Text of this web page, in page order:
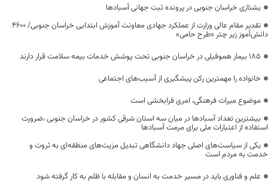
یشتازی خراسان جنوبی در پرونده ثبت جهانی آسبادها
تقدیر مقام عالی وزارت از عملکرد جهادی معاونت آموزش ابتدایی خراسان جنوبی/ ۴۶۰۰
دانش‌آموز زیر چتر «طرح حامی»
۱۸۵ بیمار هموفیلی در خراسان جنوبی تحت پوشش خدمات بیمه سلامت قرار دارند
خانواده را مهمترین رکن پیشگیری از آسیب‌های اجتماعی
موضوع میراث فرهنگی، امری فرابخشی است
بیشترین تعداد آسبادها در میان سه استان شرقی کشور در خراسان جنوبی ،ضرورت
استفاده از اعتبارات ملی برای مرمت آسبادها
یکی از سیاست‌های اصلی جهاد دانشگاهی تبدیل مزیت‌های منطقه‌ای به ثروت و
خدمت به مردم است
علم و فناوری باید در مسیر خدمت به انسان و مقابله با ظلم به کار گرفته شود